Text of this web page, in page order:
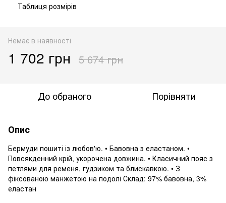
Таблиця розмірів
Немає в наявності
1 702 грн 5 674 грн
До обраного Порівняти
Опис
Бермуди пошиті із любов'ю. • Бавовна з еластаном. •
Повсякденний крій, укорочена довжина. • Класичний пояс з
петлями для ременя, гудзиком та блискавкою. • З
фіксованою манжетою на подолі Склад: 97% бавовна, 3%
еластан